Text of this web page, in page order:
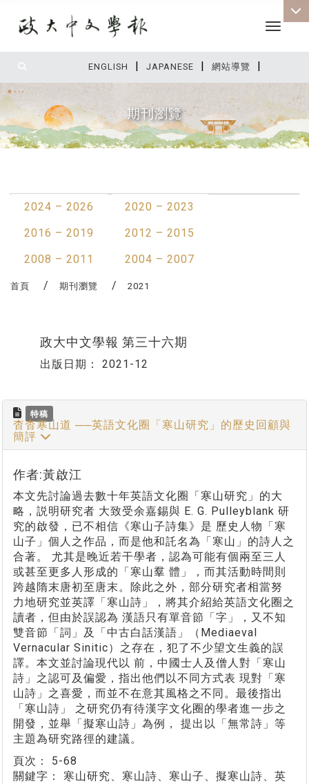
ENGLISH | JAPANESE | 網站導覽 |
Toggle
期刊瀏覽
2024 – 2026
2020 – 2023
2016 – 2019
2012 – 2015
2008 – 2011
2004 – 2007
首頁 期刊瀏覽 2021
政大中文學報 第三十六期
出版日期： 2021-12
特稿
杳杳寒山道 ──英語文化圈「寒山研究」的歷史回顧與
簡評
作者:黃啟江
本文先討論過去數十年英語文化圈「寒山研究」的大
略，説明研究者 大致受余嘉錫與 E. G. Pulleyblank 研
究的啟發，已不相信《寒山子詩集》是 歷史人物「寒
山子」個人之作品，而是他和託名為「寒山」的詩人之
合著。 尤其是晚近若干學者，認為可能有個兩至三人
或甚至更多人形成的「寒山羣 體」，而其活動時間則
跨越隋末唐初至唐末。除此之外，部分研究者相當努
力地研究並英譯「寒山詩」，將其介紹給英語文化圈之
讀者，但由於誤認為 漢語只有單音節「字」，又不知
雙音節「詞」及「中古白話漢語」（Mediaeval
Vernacular Sinitic）之存在，犯了不少望文生義的誤
譯。本文並討論現代以 前，中國士人及僧人對「寒山
詩」之認可及偏愛，指出他們以不同方式表 現對「寒
山詩」之喜愛，而並不在意其風格之不同。最後指出
「寒山詩」 之研究仍有待漢字文化圈的學者進一步之
開發，並舉「擬寒山詩」為例， 提出以「無常詩」等
主題為研究路徑的建議。
頁次： 5-68
關鍵字： 寒山研究、寒山詩、寒山子、擬寒山詩、英